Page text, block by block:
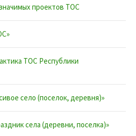
Карелия
проектов ТОС
ТОС Республики
село (поселок, деревня)»
села (деревни, поселка)»